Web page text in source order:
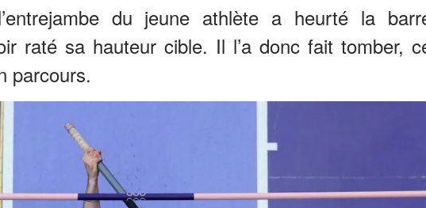
du jeune athlète a heurté la
raté sa hauteur cible. Il l’a donc fait tomber,
parcours.